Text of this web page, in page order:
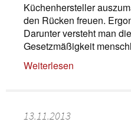
Küchenhersteller
den Rücken freuen.
Darunter versteht man
Gesetzmäßigkeit
Weiterlesen
13.11.2013